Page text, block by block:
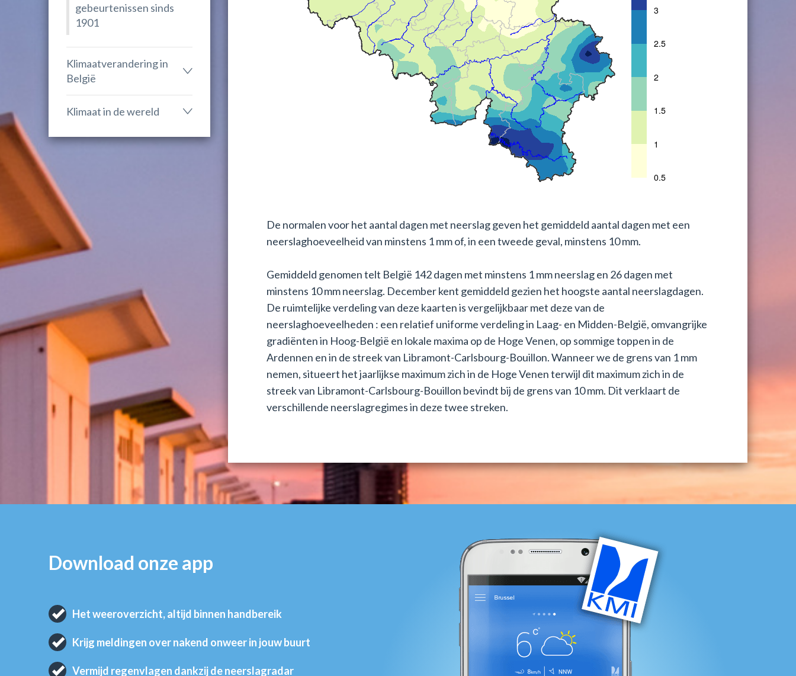
gebeurtenissen sinds
1901
Klimaatverandering in
België
Klimaat in de wereld
De normalen voor het aantal dagen met neerslag geven het gemiddeld aantal dagen met een
neerslaghoeveelheid van minstens 1 mm of, in een tweede geval, minstens 10 mm.
Gemiddeld genomen telt België 142 dagen met minstens 1 mm neerslag en 26 dagen met
minstens 10 mm neerslag. December kent gemiddeld gezien het hoogste aantal neerslagdagen.
De ruimtelijke verdeling van deze kaarten is vergelijkbaar met deze van de
neerslaghoeveelheden : een relatief uniforme verdeling in Laag- en Midden-België, omvangrijke
gradiënten in Hoog-België en lokale maxima op de Hoge Venen, op sommige toppen in de
Ardennen en in de streek van Libramont-Carlsbourg-Bouillon. Wanneer we de grens van 1 mm
nemen, situeert het jaarlijkse maximum zich in de Hoge Venen terwijl dit maximum zich in de
streek van Libramont-Carlsbourg-Bouillon bevindt bij de grens van 10 mm. Dit verklaart de
verschillende neerslagregimes in deze twee streken.
Download onze app
Het weeroverzicht, altijd binnen handbereik
Krijg meldingen over nakend onweer in jouw buurt
Vermijd regenvlagen dankzij de neerslagradar